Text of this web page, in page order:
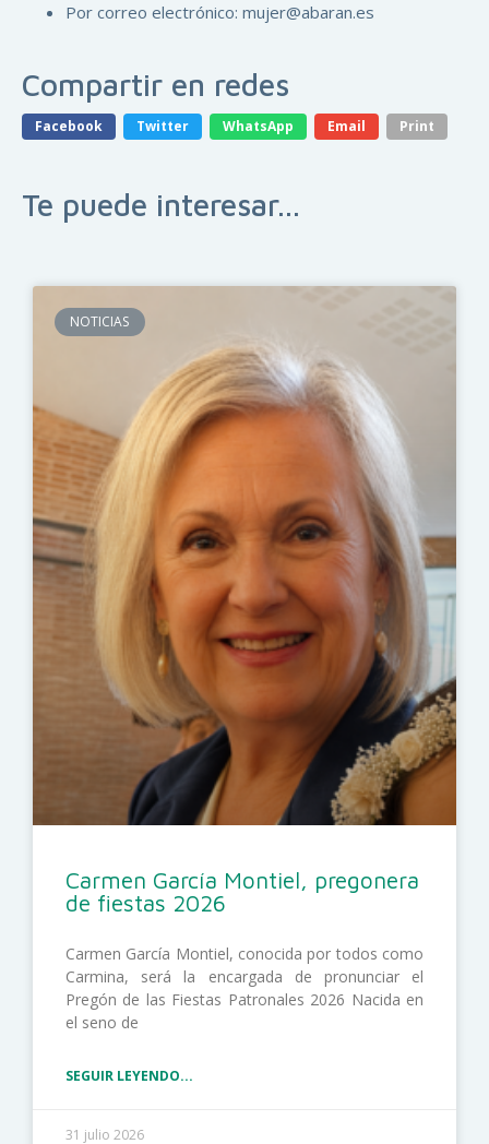
Por correo electrónico: mujer@abaran.es
Compartir en redes
Facebook Twitter WhatsApp Email Print
Te puede interesar...
NOTICIAS
Carmen García Montiel, pregonera
de fiestas 2026
Carmen García Montiel, conocida por todos como
Carmina, será la encargada de pronunciar el
Pregón de las Fiestas Patronales 2026 Nacida en
el seno de
SEGUIR LEYENDO...
31 julio 2026